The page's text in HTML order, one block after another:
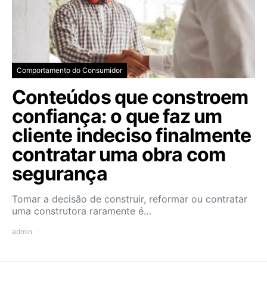
Comportamento do Consumidor
Conteúdos que constroem
confiança: o que faz um
cliente indeciso finalmente
contratar uma obra com
segurança
Tomar a decisão de construir, reformar ou contratar
uma construtora raramente é…
admin